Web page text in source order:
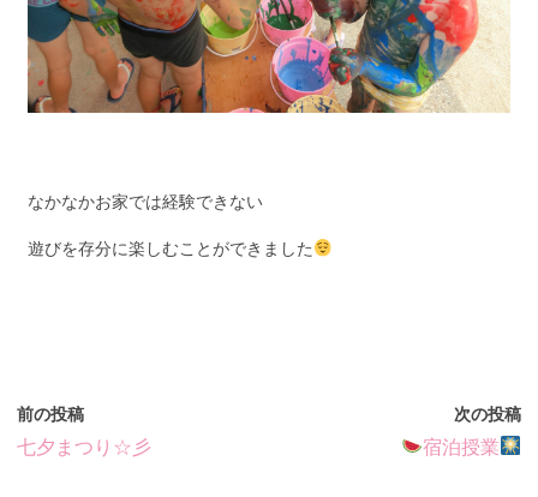
なかなかお家では経験できない
遊びを存分に楽しむことができました
前の投稿
七夕まつり☆彡
次の投稿
宿泊授業